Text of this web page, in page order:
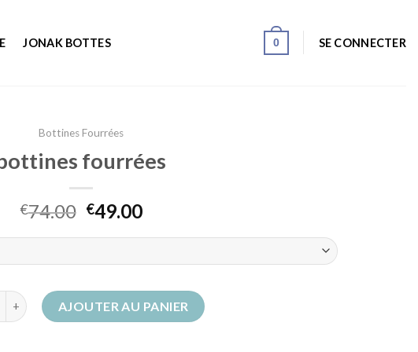
JONAK BOTTES 0 SE CONNECTER
Bottines Fourrées
fourrées
€74.00 €49.00
de bottines fourréesAJOUTER AU PANIER